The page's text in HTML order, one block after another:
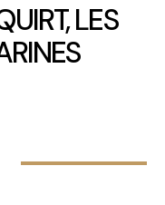
LES